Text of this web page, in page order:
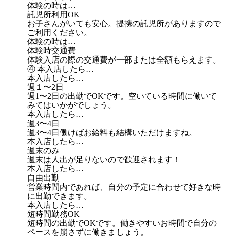
体験の時は…
託児所利用OK
お子さんがいても安心。提携の託児所がありますので
ご利用ください。
体験の時は…
体験時交通費
体験入店の際の交通費が一部または全額もらえます。
④ 本入店したら…
本入店したら…
週１〜2日
週1〜2日の出勤でOKです。空いている時間に働いて
みてはいかがでしょう。
本入店したら…
週3〜4日
週3〜4日働けばお給料も結構いただけますね。
本入店したら…
週末のみ
週末は人出が足りないので歓迎されます！
本入店したら…
自由出勤
営業時間内であれば、自分の予定に合わせて好きな時
に出勤できます。
本入店したら…
短時間勤務OK
短時間の出勤でOKです。働きやすいお時間で自分の
ペースを崩さずに働きましょう。